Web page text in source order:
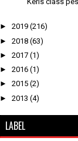
► 2019 (216)
► 2018 (63)
► 2017 (1)
► 2016 (1)
► 2015 (2)
► 2013 (4)
LABEL